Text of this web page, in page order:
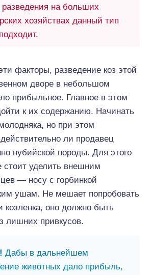
на больших
хозяйствах данный тип
факторы, разведение коз этой
дворе в небольшом
прибыльное. Главное в этом
к их содержанию. Начинать
но при этом
ли продавец
нубийской породы. Для этого
стоит уделить внешним
— носу с горбинкой
ушам. Не мешает попробовать
козленка, оно должно быть
лишних привкусов.
Дабы в дальнейшем
животных дало прибыль,